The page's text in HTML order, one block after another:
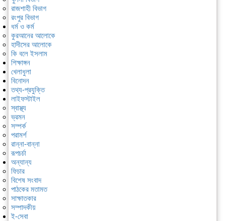
রাজশাহী বিভাগ
রংপুর বিভাগ
ধর্ম ও কর্ম
কুরআনের আলোকে
হাদীসের আলোকে
কি বলে ইসলাম
শিক্ষাঙ্গন
খেলাধুলা
বিনোদন
তথ্য-প্রযুক্তি
লাইফস্টাইল
স্বাস্থ্য
ভ্রমন
সম্পর্ক
পরামর্শ
রান্না-বান্না
রূপচর্চা
অন্যান্য
ফিচার
বিশেষ সংবাদ
পাঠকের মতামত
সাক্ষাতকার
সম্পাদকীয়
ই-সেবা